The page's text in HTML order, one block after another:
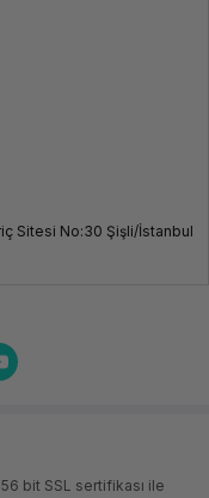
Sitesi No:30 Şişli/İstanbul
bit SSL sertifikası ile